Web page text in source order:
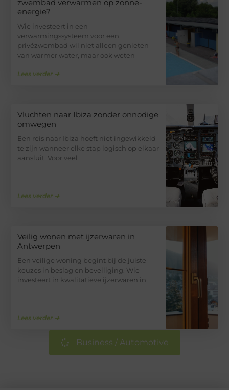
zwembad verwarmen op zonne-
energie?
Wie investeert in een
verwarmingssysteem voor een
privézwembad wil niet alleen genieten
van warmer water, maar ook weten
Lees verder ➜
Vluchten naar Ibiza zonder onnodige
omwegen
Een reis naar Ibiza hoeft niet ingewikkeld
te zijn wanneer elke stap logisch op elkaar
aansluit. Voor veel
Lees verder ➜
Veilig wonen met ijzerwaren in
Antwerpen
Een veilige woning begint bij de juiste
keuzes in beslag en beveiliging. Wie
investeert in kwalitatieve ijzerwaren in
Lees verder ➜
Business / Automotive